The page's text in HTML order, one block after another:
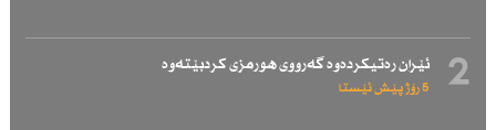
2 ئێران رەتیكردەوە گەرووی هورمزی كردبێتەوە
5 رۆژ پێش ئێستا